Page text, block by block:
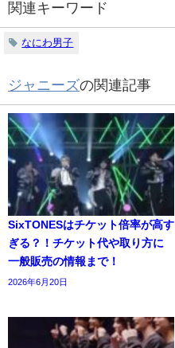
関連キーワード
なにわ男子
ジャニーズの関連記事
SixTONESはチケット倍率が高す
ぎる？！チケット代や取り方に
一般販売の情報まで！
2026年6月20日